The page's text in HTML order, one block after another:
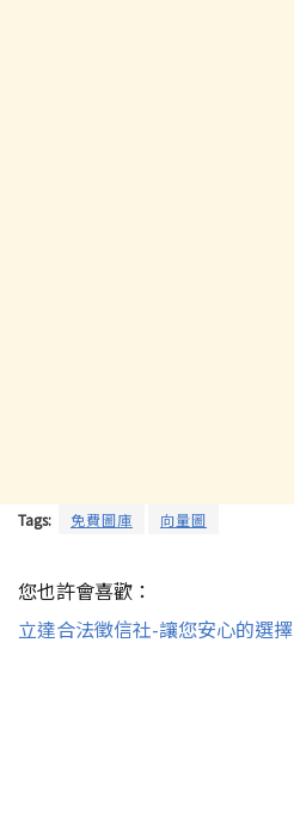
Tags: 免費圖庫 向量圖
您也許會喜歡：
立達合法徵信社-讓您安心的選擇